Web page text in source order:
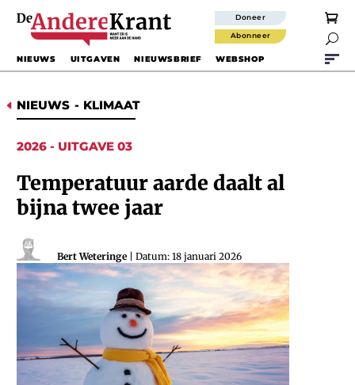
Doneer
Abonneer 
NIEUWS UITGAVEN NIEUWSBRIEF WEBSHOP
D NIEUWS - KLIMAAT
2026 - UITGAVE 03
Temperatuur aarde daalt al
bijna twee jaar
Bert Weteringe | Datum: 18 januari 2026